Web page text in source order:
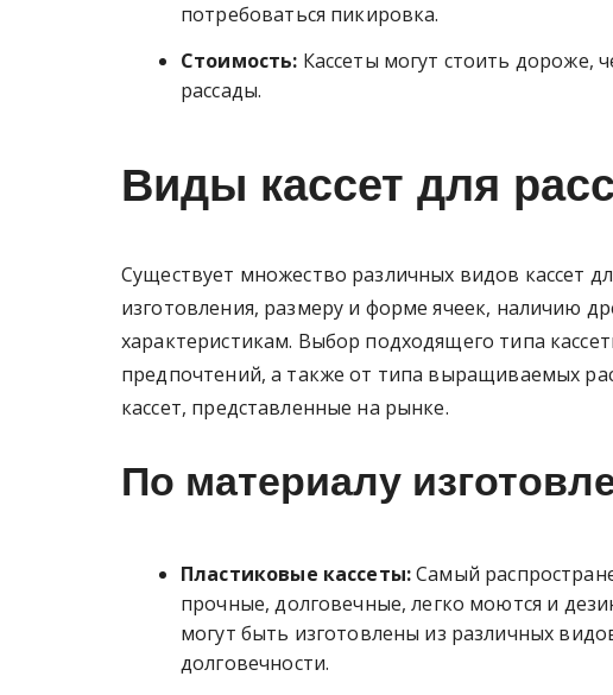
потребоваться пикировка.
Стоимость: Кассеты могут стоить дороже,
рассады.
Виды кассет для
Существует множество различных видов кассет
изготовления, размеру и форме ячеек, наличию
характеристикам. Выбор подходящего типа
предпочтений, а также от типа выращиваемых
кассет, представленные на рынке.
По материалу
Пластиковые кассеты:Самый
прочные, долговечные, легко моются и
могут быть изготовлены из различных
долговечности.